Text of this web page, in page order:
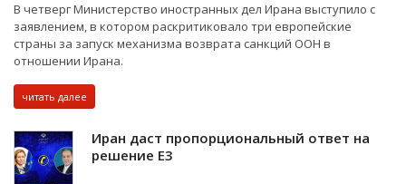
В четверг Министерство иностранных дел Ирана выступило с
заявлением, в котором раскритиковало три европейские
страны за запуск механизма возврата санкций ООН в
отношении Ирана.
читать далее
Иран даст пропорциональный ответ на
решение E3